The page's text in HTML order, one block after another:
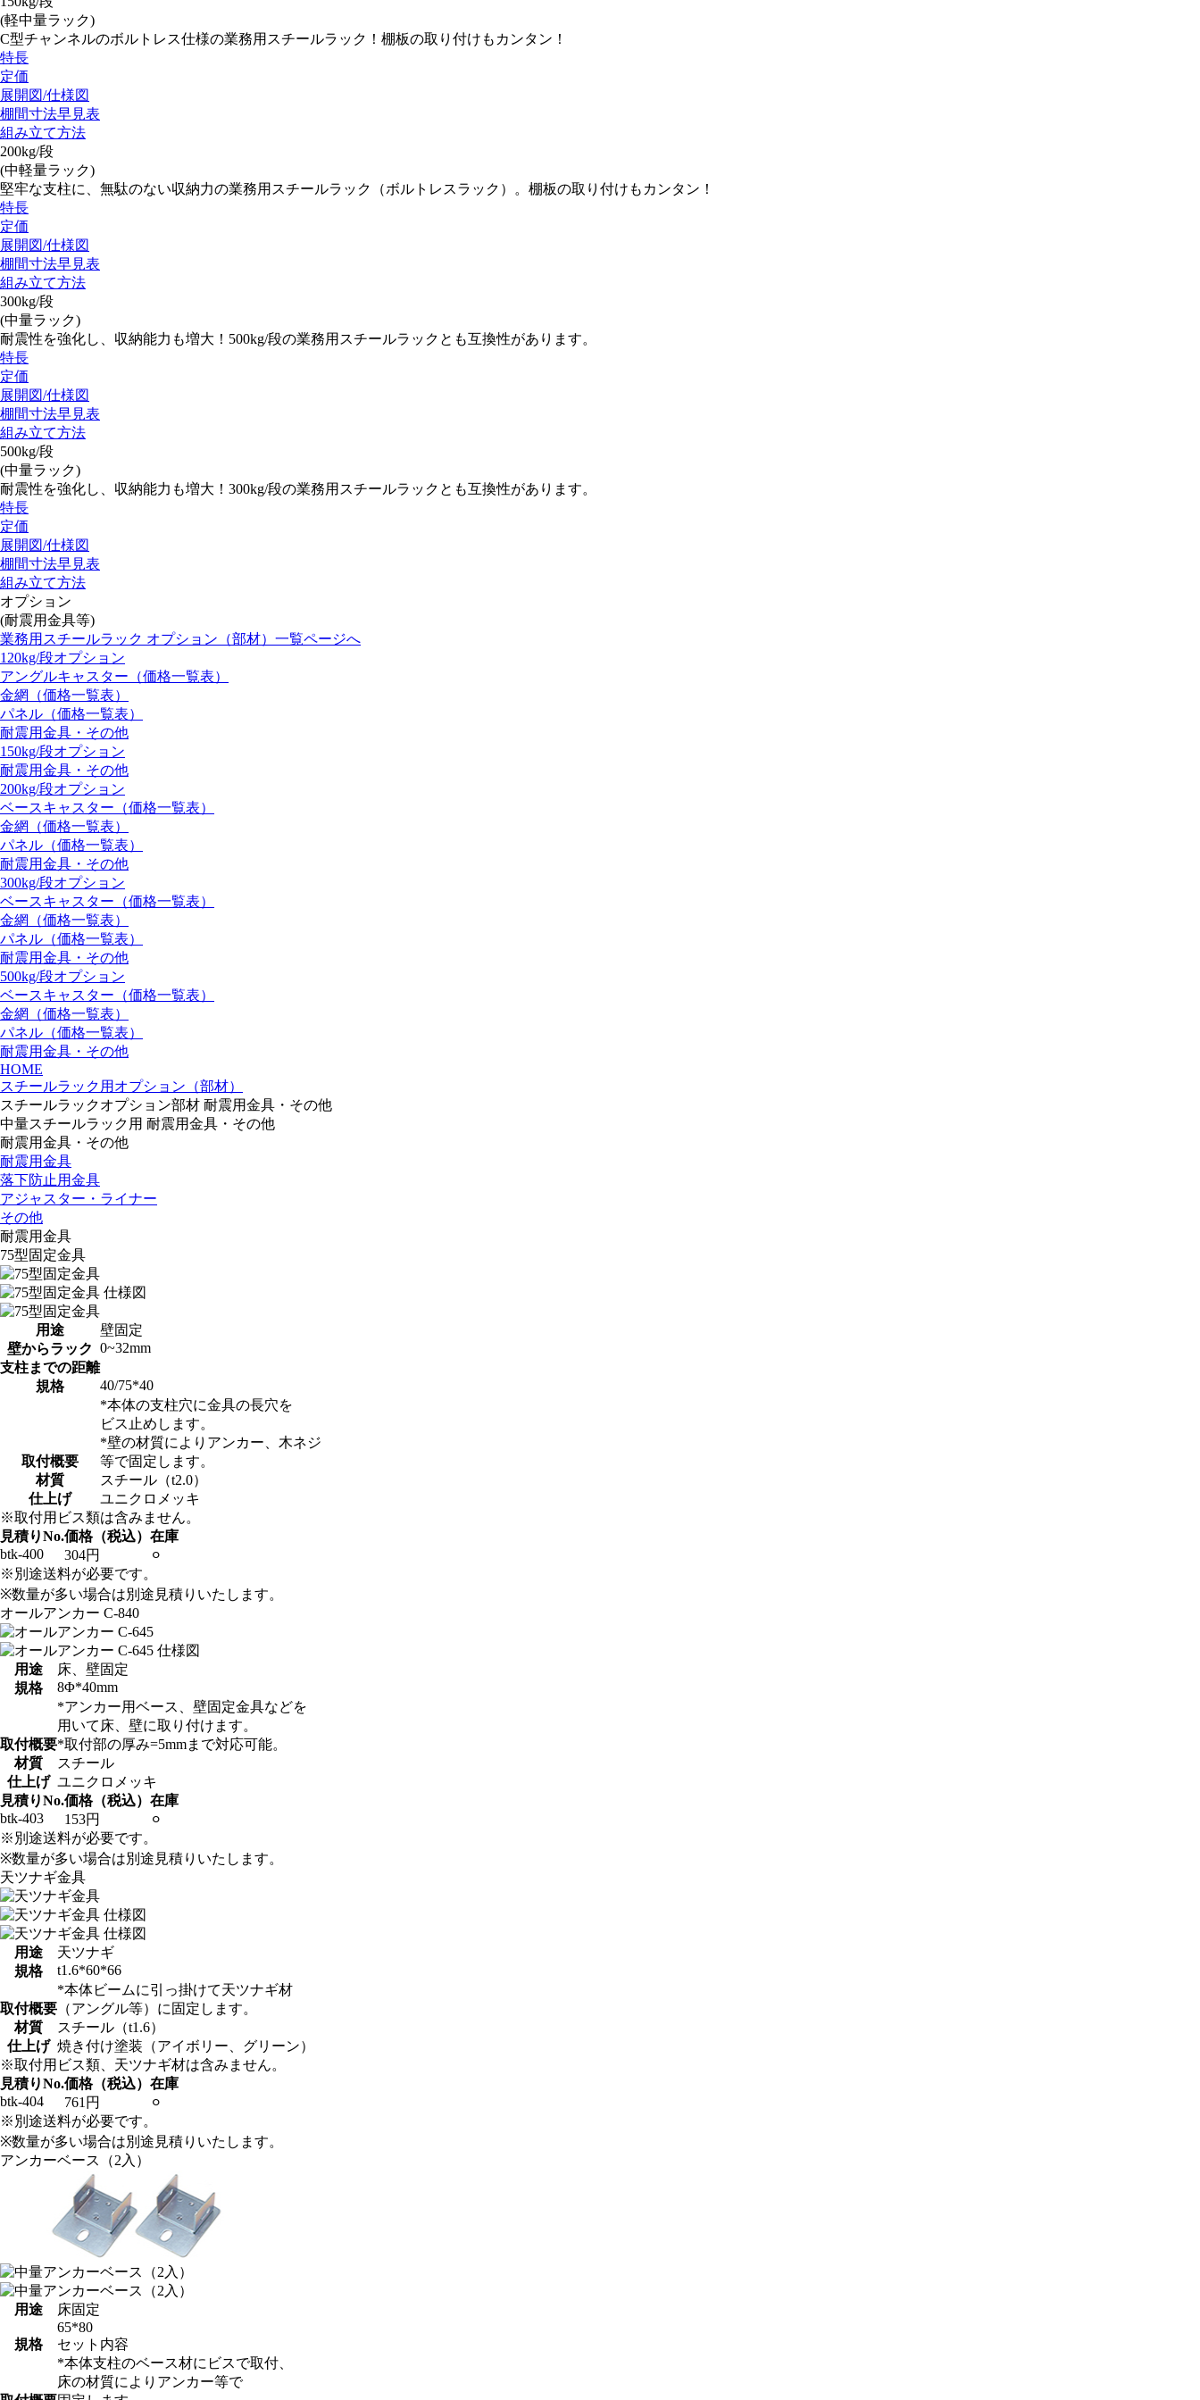
(軽中量ラック)
C型チャンネルのボルトレス仕様の業務用スチールラック！棚板の取り付けもカンタン！
特長
定価
展開図/仕様図
棚間寸法早見表
組み立て方法
200kg/段
(中軽量ラック)
堅牢な支柱に、無駄のない収納力の業務用スチールラック（ボルトレスラック）。棚板の取り付けもカンタン！
特長
定価
展開図/仕様図
棚間寸法早見表
組み立て方法
300kg/段
(中量ラック)
耐震性を強化し、収納能力も増大！500kg/段の業務用スチールラックとも互換性があります。
特長
定価
展開図/仕様図
棚間寸法早見表
組み立て方法
500kg/段
(中量ラック)
耐震性を強化し、収納能力も増大！300kg/段の業務用スチールラックとも互換性があります。
特長
定価
展開図/仕様図
棚間寸法早見表
組み立て方法
オプション
(耐震用金具等)
業務用スチールラック オプション（部材）一覧ページへ
120kg/段オプション
アングルキャスター（価格一覧表）
金網（価格一覧表）
パネル（価格一覧表）
耐震用金具・その他
150kg/段オプション
耐震用金具・その他
200kg/段オプション
ベースキャスター（価格一覧表）
金網（価格一覧表）
パネル（価格一覧表）
耐震用金具・その他
300kg/段オプション
ベースキャスター（価格一覧表）
金網（価格一覧表）
パネル（価格一覧表）
耐震用金具・その他
500kg/段オプション
ベースキャスター（価格一覧表）
金網（価格一覧表）
パネル（価格一覧表）
耐震用金具・その他
HOME
スチールラック用オプション（部材）
スチールラックオプション部材 耐震用金具・その他
中量スチールラック用 耐震用金具・その他
耐震用金具・その他
耐震用金具
落下防止用金具
アジャスター・ライナー
その他
耐震用金具
75型固定金具
用途
壁固定
壁からラック
支柱までの距離
0~32mm
規格 40/75*40
取付概要
*本体の支柱穴に金具の長穴を
ビス止めします。
*壁の材質によりアンカー、木ネジ
等で固定します。
材質
スチール（t2.0）
仕上げ
ユニクロメッキ
※取付用ビス類は含みません。
見積りNo.価格（税込） 在庫
btk-400
304円
⚪︎
※別途送料が必要です。
※数量が多い場合は別途見積りいたします。
オールアンカー C-840
用途
床、壁固定
規格
8Φ*40mm
取付概要
*アンカー用ベース、壁固定金具などを
用いて床、壁に取り付けます。
*取付部の厚み=5mmまで対応可能。
材質
スチール
仕上げ ユニクロメッキ
見積りNo.価格（税込） 在庫
btk-403
153円
⚪︎
※別途送料が必要です。
※数量が多い場合は別途見積りいたします。
天ツナギ金具
用途
天ツナギ
規格
t1.6*60*66
取付概要
*本体ビームに引っ掛けて天ツナギ材
（アングル等）に固定します。
材質
スチール（t1.6）
仕上げ 焼き付け塗装（アイボリー、グリーン）
※取付用ビス類、天ツナギ材は含みません。
見積りNo.価格（税込） 在庫
btk-404
761円
⚪︎
※別途送料が必要です。
※数量が多い場合は別途見積りいたします。
アンカーベース（2入）
用途 床固定
規格
65*80
セット内容
*本体支柱のベース材にビスで取付、
床の材質によりアンカー等で